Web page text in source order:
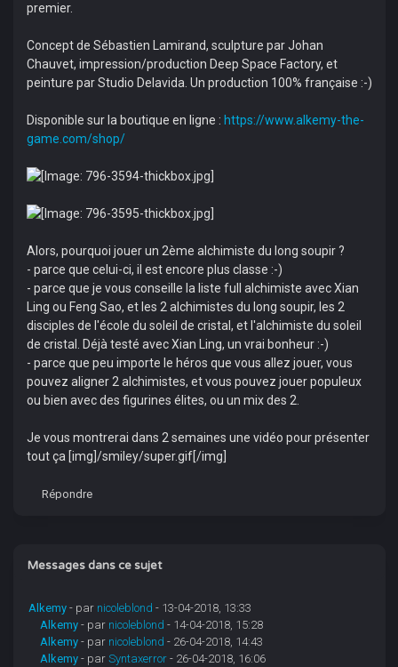
premier.
Concept de Sébastien Lamirand, sculpture par Johan
Chauvet, impression/production Deep Space Factory, et
peinture par Studio Delavida. Un production 100% française :-)
Disponible sur la boutique en ligne : https://www.alkemy-the-
game.com/shop/
Alors, pourquoi jouer un 2ème alchimiste du long soupir ?
- parce que celui-ci, il est encore plus classe :-)
- parce que je vous conseille la liste full alchimiste avec Xian
Ling ou Feng Sao, et les 2 alchimistes du long soupir, les 2
disciples de l'école du soleil de cristal, et l'alchimiste du soleil
de cristal. Déjà testé avec Xian Ling, un vrai bonheur :-)
- parce que peu importe le héros que vous allez jouer, vous
pouvez aligner 2 alchimistes, et vous pouvez jouer populeux
ou bien avec des figurines élites, ou un mix des 2.
Je vous montrerai dans 2 semaines une vidéo pour présenter
tout ça [img]/smiley/super.gif[/img]
Répondre
Messages dans ce sujet
Alkemy - par nicoleblond - 13-04-2018, 13:33
Alkemy - par nicoleblond - 14-04-2018, 15:28
Alkemy - par nicoleblond - 26-04-2018, 14:43
Alkemy - parSyntaxerror - 26-04-2018, 16:06